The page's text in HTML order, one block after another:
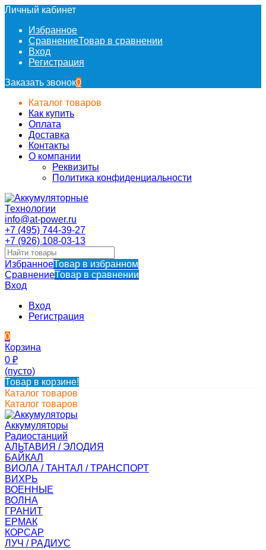
Личный кабинет
Избранное
СравнениеТовар в сравнении
Вход
Регистрация
Заказать звонок0
Каталог товаров
Как купить
Оплата
Доставка
Контакты
О компании
Реквизиты
Политика конфиденциальности
info@at-power.ru
+7 (495) 744-39-27
+7 (926) 108-03-13
ИзбранноеТовар в избранном
СравнениеТовар в сравнении
Вход
Вход
Регистрация
0
Корзина
0 ₽
(пусто)
Товар в корзине!
Каталог товаров
Каталог товаров
Аккумуляторы
Радиостанций
АЛЬТАВИЯ / ЭЛОДИЯ
БАЙКАЛ
ВИОЛА / ТАНТАЛ / ТРАНСПОРТ
ВИХРЬ
ВОЕННЫЕ
ВОЛНА
ГРАНИТ
ЕРМАК
КОРСАР
ЛУЧ / РАДИУС